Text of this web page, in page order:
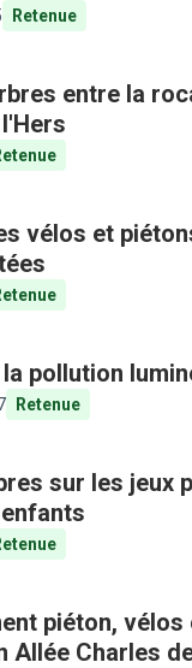
Retenue
entre la
vélos et
pollution
Retenue
sur les jeux
piéton, vélos
Allée Charles